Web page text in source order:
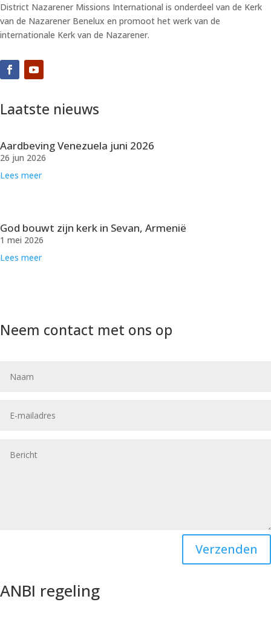
District Nazarener Missions International is onderdeel van de Kerk
van de Nazarener Benelux en promoot het werk van de
internationale Kerk van de Nazarener.
Laatste nieuws
Aardbeving Venezuela juni 2026
26 jun 2026
Lees meer
God bouwt zijn kerk in Sevan, Armenië
1 mei 2026
Lees meer
Neem contact met ons op
Verzenden
ANBI regeling